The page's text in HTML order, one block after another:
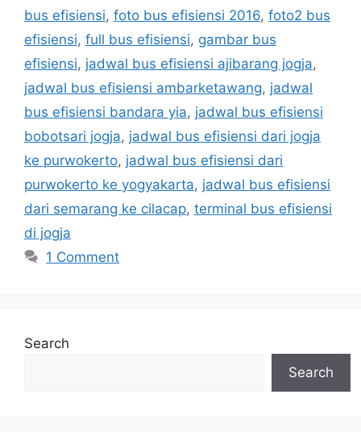
bus efisiensi, foto bus efisiensi 2016, foto2 bus
efisiensi, full bus efisiensi, gambar bus
efisiensi, jadwal bus efisiensi ajibarang jogja,
jadwal bus efisiensi ambarketawang, jadwal
bus efisiensi bandara yia, jadwal bus efisiensi
bobotsari jogja, jadwal bus efisiensi dari jogja
ke purwokerto, jadwal bus efisiensi dari
purwokerto ke yogyakarta, jadwal bus efisiensi
dari semarang ke cilacap, terminal bus efisiensi
di jogja
1 Comment
Search
Search